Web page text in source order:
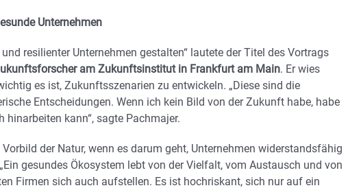
Unternehmen
resilienter Unternehmen gestalten“ lautete der Titel des Vortrags
am Zukunftsinstitut in Frankfurt am Main. Er wies
es ist, Zukunftsszenarien zu entwickeln. „Diese sind die
Entscheidungen. Wenn ich kein Bild von der Zukunft habe, habe
kann“, sagte Pachmajer.
der Natur, wenn es darum geht, Unternehmen widerstandsfähig
gesundes Ökosystem lebt von der Vielfalt, vom Austausch und von
Firmen sich auch aufstellen. Es ist hochriskant, sich nur auf ein